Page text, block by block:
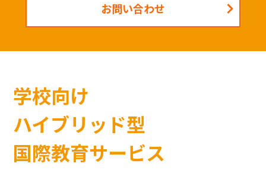
お問い合わせ
学校向け
ハイブリッド型
国際教育サービス